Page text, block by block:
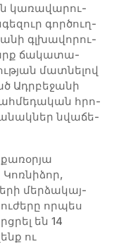
կա­ռա­վա­րու­
գոր­ծուղ­
գլխա­վո­րու­
ճա­կա­տա­
մատ­նե­լով
Ադր­բե­ջա­նի
հրո­
նվա­ճե­
մերձա­կայ­
որպես
են 14
ու